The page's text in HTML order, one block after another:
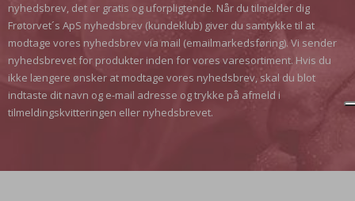
nyhedsbrev, det er gratis og uforpligtende. Når du tilmelder dig
Frøtorvet´s ApS nyhedsbrev (kundeklub) giver du samtykke til at
modtage vores nyhedsbrev via mail (emailmarkedsføring). Vi sender
nyhedsbrevet for produkter inden for vores varesortiment. Hvis du
ikke længere ønsker at modtage vores nyhedsbrev, skal du blot
indtaste dit navn og e-mail adresse og trykke på afmeld i
tilmeldingskvitteringen eller nyhedsbrevet.